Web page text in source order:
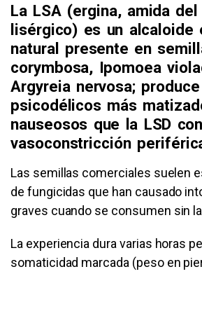
La LSA (ergina, amida
lisérgico) es un alcaloide
natural presente en
corymbosa, Ipomoea
Argyreia nervosa;
psicodélicos más
nauseosos que la LSD
vasoconstricción
Las semillas comerciales suelen
de fungicidas que han causado
graves cuando se consumen sin
La experiencia dura varias horas
somaticidad marcada (peso en